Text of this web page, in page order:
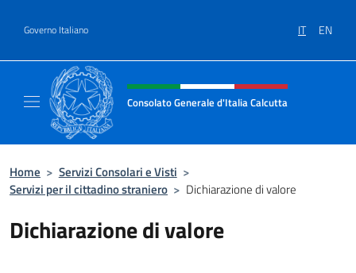
Governo Italiano IT EN
Intestazione sito, social e menù
Consolato Generale d'Italia Calcutta
Home > Servizi Consolari e Visti >
Servizi per il cittadino straniero > Dichiarazione di valore
Dichiarazione di valore